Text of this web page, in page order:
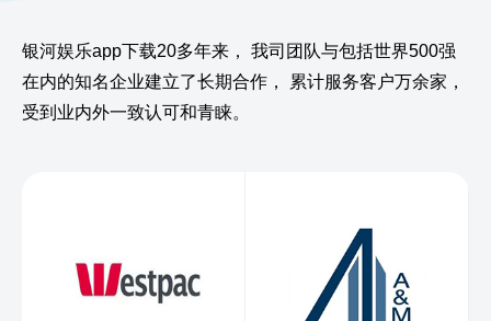
银河娱乐app下载20多年来，
我司团队与包括世界500强
在内的知名企业建立了长期合作，
累计服务客户万余家，
受到业内外一致认可和青睐。